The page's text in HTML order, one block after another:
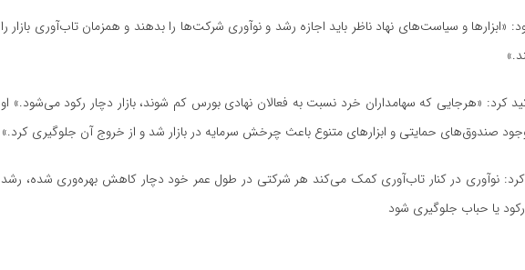
«ابزار‌ها و سیاست‌های نهاد ناظر باید اجازه رشد و نوآوری شرکت‌ها را بدهند و همزمان تاب‌آوری بازار را
کرد: «هرجایی که سهامداران خرد نسبت به فعالان نهادی بورس کم شوند، بازار دچار رکود می‌شود.» او
صندوق‌های حمایتی و ابزار‌های متنوع باعث چرخش سرمایه در بازار شد و از خروج آن جلوگیری کرد.»
کرد: نوآوری در کنار تاب‌آوری کمک می‌کند هر شرکتی در طول عمر خود دچار کاهش بهره‌وری شده، رشد
یا حباب جلوگیری شود